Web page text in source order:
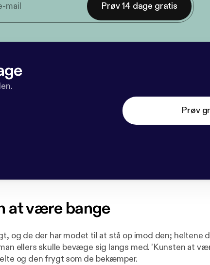
Prøv 14 dage gratis
Prøv
at være bange
og de der har modet til at stå op imod den; heltene
ellers skulle bevæge sig langs med. ’Kunsten at
og den frygt som de bekæmper.